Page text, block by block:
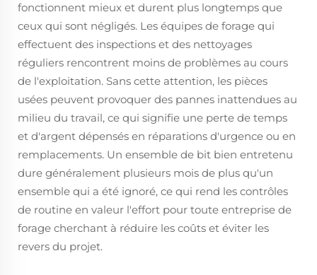
fonctionnent mieux et durent plus longtemps que
ceux qui sont négligés. Les équipes de forage qui
effectuent des inspections et des nettoyages
réguliers rencontrent moins de problèmes au cours
de l'exploitation. Sans cette attention, les pièces
usées peuvent provoquer des pannes inattendues au
milieu du travail, ce qui signifie une perte de temps
et d'argent dépensés en réparations d'urgence ou en
remplacements. Un ensemble de bit bien entretenu
dure généralement plusieurs mois de plus qu'un
ensemble qui a été ignoré, ce qui rend les contrôles
de routine en valeur l'effort pour toute entreprise de
forage cherchant à réduire les coûts et éviter les
revers du projet.